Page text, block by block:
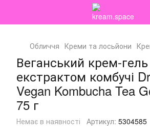
Обличчя Креми та лосьйони
Веганський крем-
екстрактом комбучі
Vegan Kombucha Tea
75 г
Немає в наявності Артикул: 5304585